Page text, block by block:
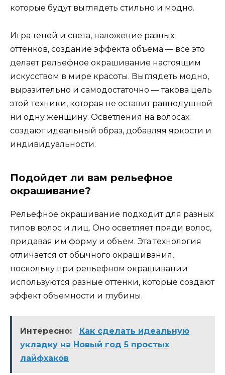
которые будут выглядеть стильно и модно.
Игра теней и света, наложение разных
оттенков, создание эффекта объема — все это
делает рельефное окрашивание настоящим
искусством в мире красоты. Выглядеть модно,
выразительно и самодостаточно — такова цель
этой техники, которая не оставит равнодушной
ни одну женщину. Осветления на волосах
создают идеальный образ, добавляя яркости и
индивидуальности.
Подойдет ли вам рельефное
окрашивание?
Рельефное окрашивание подходит для разных
типов волос и лиц. Оно осветляет пряди волос,
придавая им форму и объем. Эта технология
отличается от обычного окрашивания,
поскольку при рельефном окрашивании
используются разные оттенки, которые создают
эффект объемности и глубины.
Интересно:
Как сделать идеальную
укладку на Новый год 5 простых
лайфхаков